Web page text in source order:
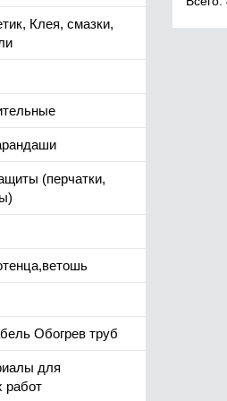
Клея, смазки,
(перчатки,
Обогрев труб
для
работ